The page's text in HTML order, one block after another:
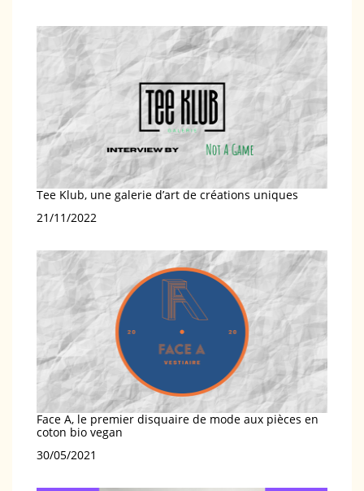
Tee Klub, une galerie d’art de créations uniques
Date
21/11/2022
Face A, le premier disquaire de mode aux pièces en
coton bio vegan
Date
30/05/2021